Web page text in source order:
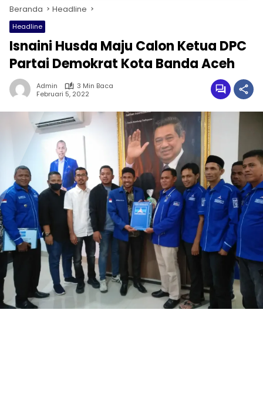
Beranda Headline
Headline
Isnaini Husda Maju Calon Ketua DPC
Partai Demokrat Kota Banda Aceh
Admin
3 Min Baca
Februari 5, 2022